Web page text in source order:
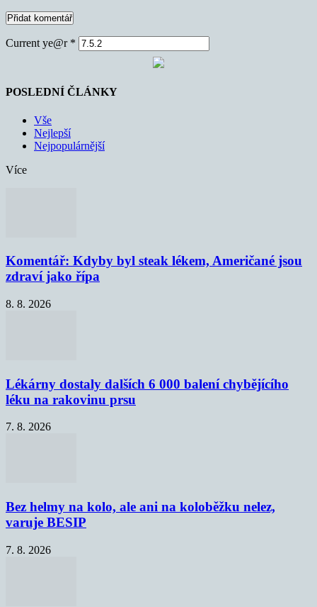
Current ye@r *
POSLEDNÍ ČLÁNKY
Vše
Nejlepší
Nejpopulárnější
Více
Komentář: Kdyby byl steak lékem, Američané jsou
zdraví jako řípa
8. 8. 2026
Lékárny dostaly dalších 6 000 balení chybějícího
léku na rakovinu prsu
7. 8. 2026
Bez helmy na kolo, ale ani na koloběžku nelez,
varuje BESIP
7. 8. 2026